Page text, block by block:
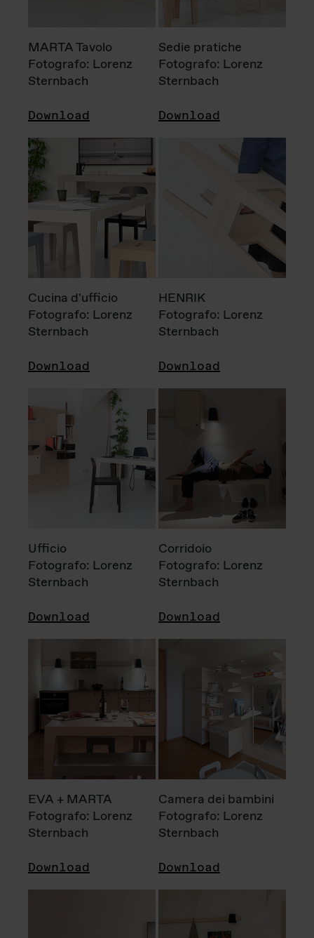
MARTA Tavolo
Fotografo: Lorenz
Sternbach
Download
Sedie pratiche
Fotografo: Lorenz
Sternbach
Download
Cucina d'ufficio
Fotografo: Lorenz
Sternbach
Download
HENRIK
Fotografo: Lorenz
Sternbach
Download
Ufficio
Fotografo: Lorenz
Sternbach
Download
Corridoio
Fotografo: Lorenz
Sternbach
Download
EVA + MARTA
Fotografo: Lorenz
Sternbach
Download
Camera dei bambini
Fotografo: Lorenz
Sternbach
Download